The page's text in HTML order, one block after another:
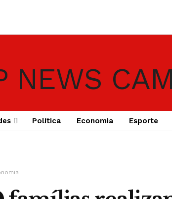
Política Economia Esporte